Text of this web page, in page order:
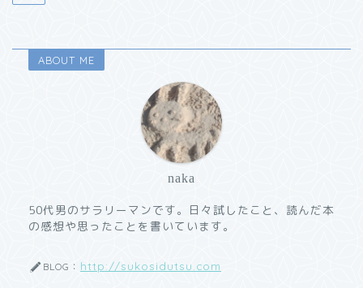
ABOUT ME
naka
50代男のサラリーマンです。日々試したこと、読んだ本
の感想や思ったことを書いています。
BLOG： http://sukosidutsu.com